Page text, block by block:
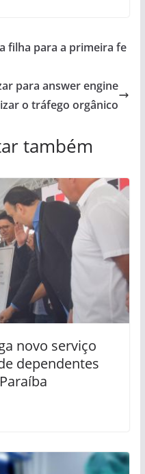
filha para a primeira fe
para answer engine
o tráfego orgânico
também
novo serviço
dependentes